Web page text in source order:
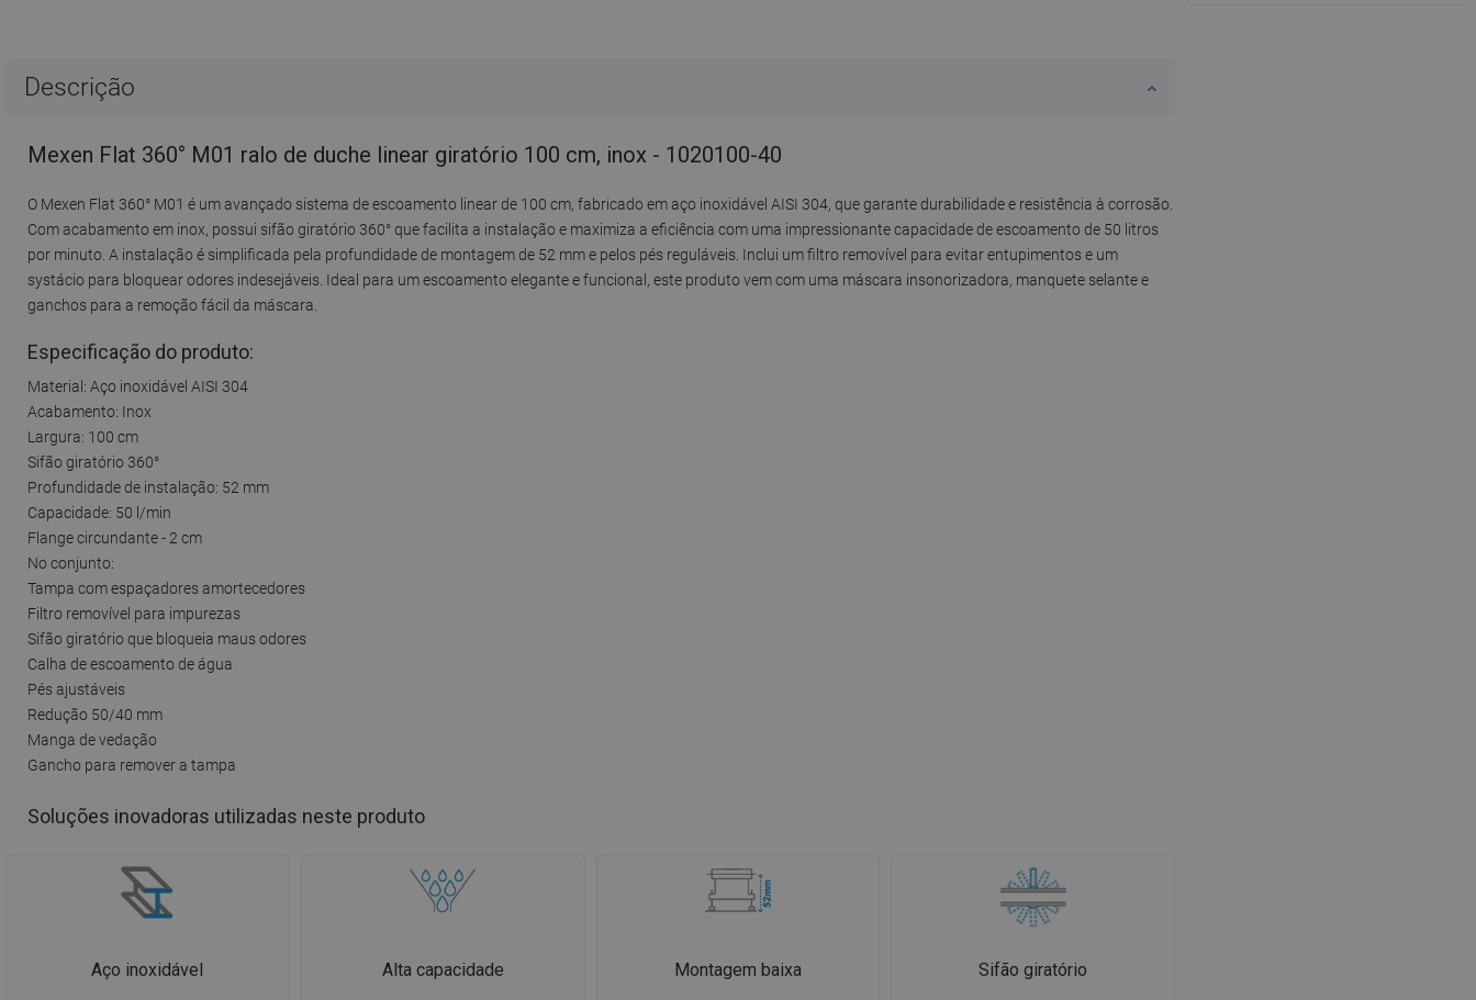
Descrição
Mexen Flat 360° M01 ralo de duche linear giratório 100 cm, inox - 1020100-40
O Mexen Flat 360° M01 é um avançado sistema de escoamento linear de 100 cm, fabricado em aço inoxidável AISI 304, que garante durabilidade e resistência à corrosão.
Com acabamento em inox, possui sifão giratório 360° que facilita a instalação e maximiza a eficiência com uma impressionante capacidade de escoamento de 50 litros
por minuto. A instalação é simplificada pela profundidade de montagem de 52 mm e pelos pés reguláveis. Inclui um filtro removível para evitar entupimentos e um
systácio para bloquear odores indesejáveis. Ideal para um escoamento elegante e funcional, este produto vem com uma máscara insonorizadora, manquete selante e
ganchos para a remoção fácil da máscara.
Especificação do produto:
Material: Aço inoxidável AISI 304
Acabamento: Inox
Largura: 100 cm
Sifão giratório 360°
Profundidade de instalação: 52 mm
Capacidade: 50 l/min
Flange circundante - 2 cm
No conjunto:
Tampa com espaçadores amortecedores
Filtro removível para impurezas
Sifão giratório que bloqueia maus odores
Calha de escoamento de água
Pés ajustáveis
Redução 50/40 mm
Manga de vedação
Gancho para remover a tampa
Soluções inovadoras utilizadas neste produto
Aço inoxidável Alta capacidade Montagem baixa Sifão giratório